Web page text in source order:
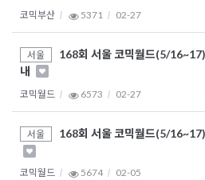
코믹부산 5371 02-27
서울
168회 서울 코믹월드(5/
내
코믹월드 6573 02-27
서울 168회 서울 코믹월드(5/
코믹월드 5674 02-05